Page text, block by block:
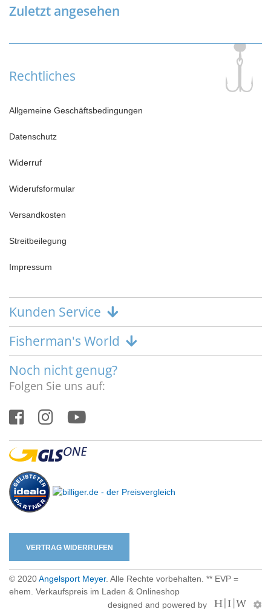
Zuletzt angesehen
Rechtliches
Allgemeine Geschäftsbedingungen
Datenschutz
Widerruf
Widerufsformular
Versandkosten
Streitbeilegung
Impressum
Kunden Service
Fisherman's World
Noch nicht genug?
Folgen Sie uns auf:
VERTRAG WIDERRUFEN
© 2020Angelsport Meyer. Alle Rechte vorbehalten. ** EVP =
ehem. Verkaufspreis im Laden & Onlineshop
designed and powered by